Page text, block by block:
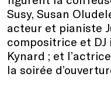
Susy, Susan
acteur et pianiste
compositrice et
Kynard ; et
la soirée